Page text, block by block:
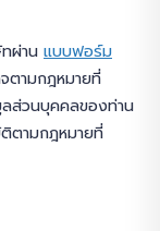
ผ่าน แบบฟอร์ม
ตามกฎหมายที่
ลส่วนบุคคลของท่าน
ตามกฎหมายที่